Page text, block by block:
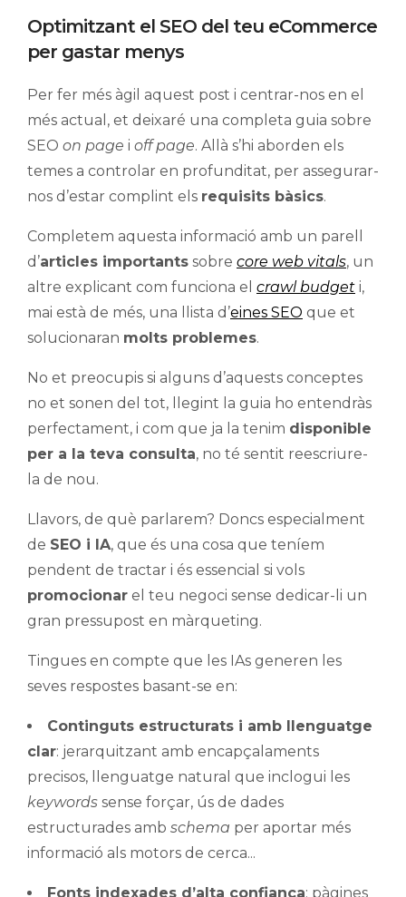
Optimitzant el SEO del teu eCommerce
per gastar menys
Per fer més àgil aquest post i centrar-nos en el
més actual, et deixaré una completa guia sobre
SEO on page i off page. Allà s’hi aborden els
temes a controlar en profunditat, per assegurar-
nos d’estar complint els requisits bàsics.
Completem aquesta informació amb un parell
d’articles importants sobre core web vitals, un
altre explicant com funciona el crawl budget i,
mai està de més, una llista d’eines SEO que et
solucionaran molts problemes.
No et preocupis si alguns d’aquests conceptes
no et sonen del tot, llegint la guia ho entendràs
perfectament, i com que ja la tenim disponible
per a la teva consulta, no té sentit reescriure-
la de nou.
Llavors, de què parlarem? Doncs especialment
de SEO i IA, que és una cosa que teníem
pendent de tractar i és essencial si vols
promocionar el teu negoci sense dedicar-li un
gran pressupost en màrqueting.
Tingues en compte que les IAs generen les
seves respostes basant-se en:
Continguts estructurats i amb llenguatge
clar: jerarquitzant amb encapçalaments
precisos, llenguatge natural que inclogui les
keywords sense forçar, ús de dades
estructurades amb schema per aportar més
informació als motors de cerca...
Fonts indexades d’alta confiança: pàgines